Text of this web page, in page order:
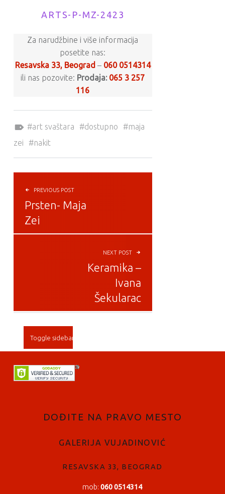
ARTS-P-MZ-2423
Za narudžbine i više informacija
posetite nas:
Resavska 33, Beograd – 060 0514314
ili nas pozovite: Prodaja: 065 3 257
116
art svaštara
dostupno
maja
zei
nakit
POST NAVIGATION
PREVIOUS POST
Prsten- Maja
Zei
NEXT POST
Keramika –
Ivana
Šekularac
SIDEBAR
Toggle sidebar
FOOTER SIDEBAR
DOĐITE NA PRAVO MESTO
GALERIJA VUJADINOVIĆ
RESAVSKA 33, BEOGRAD
mob:060 0514314